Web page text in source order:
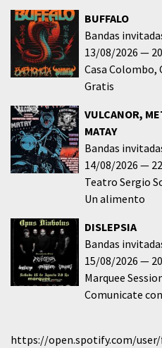
BUFFALO
Bandas
13/08/2026
Casa Colombo
Gratis
VULCANOR,
MATAY
Bandas
14/08/2026
Teatro Sergio
Un alimento
DISLEPSIA
Bandas
15/08/2026
Marquee
Comunicate
https://open.spotify.com/user/